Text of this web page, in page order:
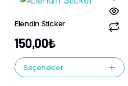
Elendin Sticker
150,00₺
Seçenekler